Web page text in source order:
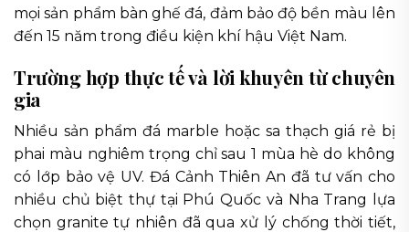
mọi sản phẩm bàn ghế đá, đảm bảo độ bền màu lên
đến 15 năm trong điều kiện khí hậu Việt Nam.
Trường hợp thực tế và lời khuyên từ chuyên
gia
Nhiều sản phẩm đá marble hoặc sa thạch giá rẻ bị
phai màu nghiêm trọng chỉ sau 1 mùa hè do không
có lớp bảo vệ UV. Đá Cảnh Thiên An đã tư vấn cho
nhiều chủ biệt thự tại Phú Quốc và Nha Trang lựa
chọn granite tự nhiên đã qua xử lý chống thời tiết,